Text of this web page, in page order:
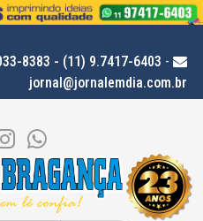
8383 - (11) 9.7417-6403 -
jornal@jornalemdia.com.br